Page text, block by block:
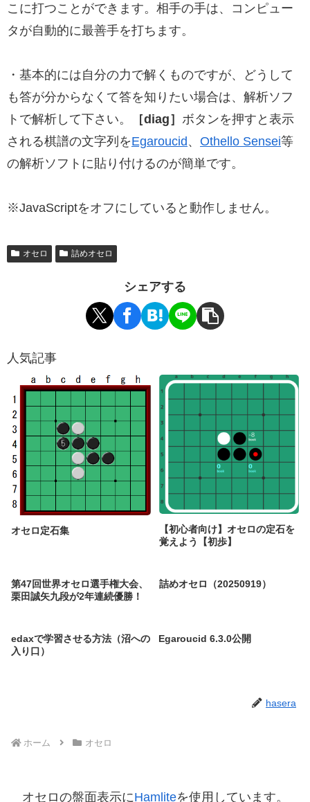
こに打つことができます。相手の手は、コンピュー
タが自動的に最善手を打ちます。
・基本的には自分の力で解くものですが、どうして
も答が分からなくて答を知りたい場合は、解析ソフ
トで解析して下さい。
［diag］ ボタンを押すと表示
される棋譜の文字列をEgaroucid、 Othello Sensei等
の解析ソフトに貼り付けるのが簡単です。
※JavaScriptをオフにしていると動作しません。
オセロ 詰めオセロ
シェアする
人気記事
オセロ定石集
【初心者向け】オセロの定石を
覚えよう【初歩】
第47回世界オセロ選手権大会、
栗田誠矢九段が2年連続優勝！
詰めオセロ（20250919）
edaxで学習させる方法（沼への
入り口）
Egaroucid 6.3.0公開
hasera
ホーム オセロ
オセロの盤面表示にHamliteを使用しています。